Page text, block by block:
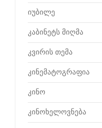
იუბილე
კაბინეტს მიღმა
კვირის თემა
კინემატოგრაფია
კინო
კინოხელოვნება